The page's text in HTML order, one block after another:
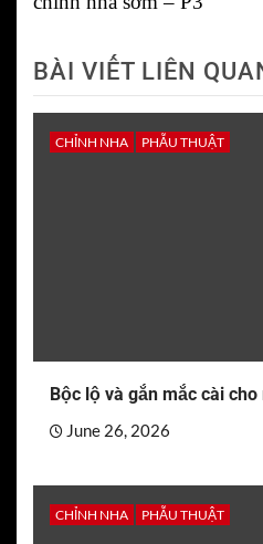
BÀI VIẾT LIÊN
CHỈNH NHA PHẪU THUẬT
Bộc lộ và gắn mắc cài
June 26, 2026
CHỈNH NHA PHẪU THUẬT